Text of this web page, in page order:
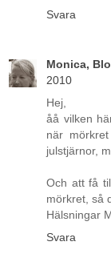
Svara
Monica,
2010
Hej,
åå vilken
när
julstjärnor,
Och att få
mörkret, så
Hälsningar
Svara